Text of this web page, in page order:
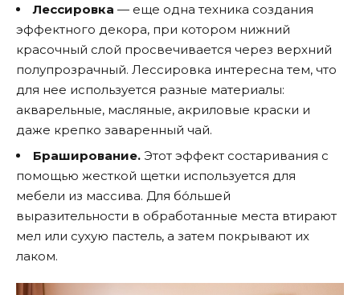
Лессировка — еще одна техника создания
эффектного декора, при котором нижний
красочный слой просвечивается через верхний
полупрозрачный. Лессировка интересна тем, что
для нее используется разные материалы:
акварельные, масляные, акриловые краски и
даже крепко заваренный чай.
Браширование. Этот эффект состаривания с
помощью жесткой щетки используется для
мебели из массива. Для бо́льшей
выразительности в обработанные места втирают
мел или сухую пастель, а затем покрывают их
лаком.